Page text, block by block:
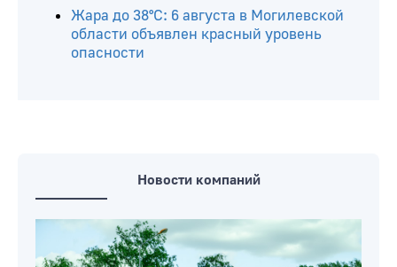
МЧС предупреждает: в Беларуси
ожидаются грозы, сильные ливни,
град и шквалистое усиление ветра
опасности